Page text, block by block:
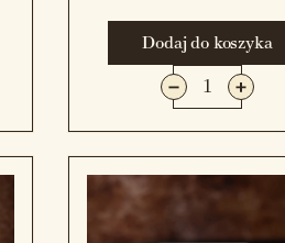
Dodaj do koszyka